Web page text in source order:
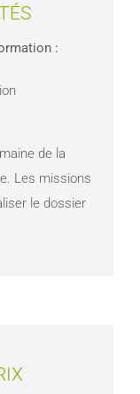
:
de la
Les missions
le dossier